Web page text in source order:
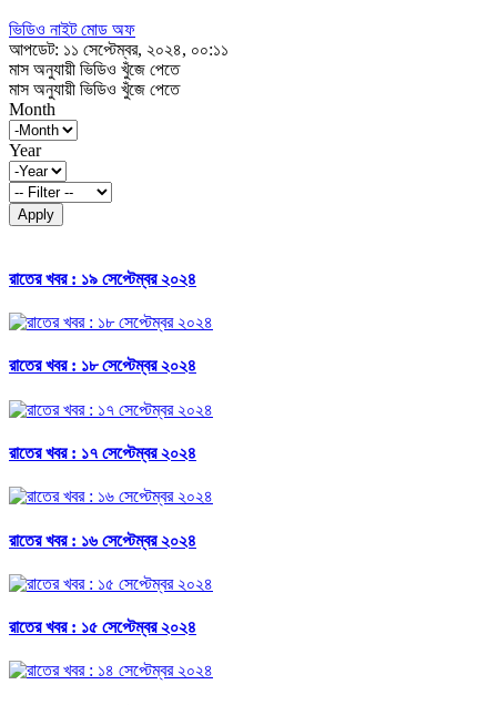
ভিডিও নাইট মোড অফ
আপডেট: ১১ সেপ্টেম্বর, ২০২৪, ০০:১১
মাস অনুযায়ী ভিডিও খুঁজে পেতে
মাস অনুযায়ী ভিডিও খুঁজে পেতে
Month
Year
Apply
রাতের খবর : ১৯ সেপ্টেম্বর ২০২৪
রাতের খবর : ১৮ সেপ্টেম্বর ২০২৪
রাতের খবর : ১৭ সেপ্টেম্বর ২০২৪
রাতের খবর : ১৬ সেপ্টেম্বর ২০২৪
রাতের খবর : ১৫ সেপ্টেম্বর ২০২৪